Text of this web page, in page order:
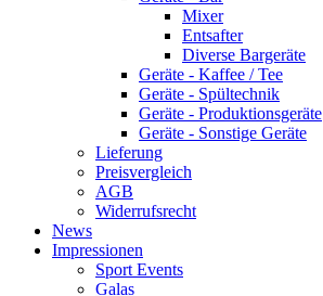
Mixer
Entsafter
Diverse Bargeräte
Geräte - Kaffee / Tee
Geräte - Spültechnik
Geräte - Produktionsgeräte
Geräte - Sonstige Geräte
Lieferung
Preisvergleich
AGB
Widerrufsrecht
News
Impressionen
Sport Events
Galas